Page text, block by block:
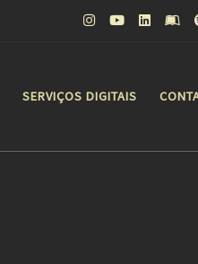
SERVIÇOS DIGITAIS